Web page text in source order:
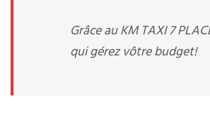
Grâce au KM TAXI 7
qui gérez vôtre budget!